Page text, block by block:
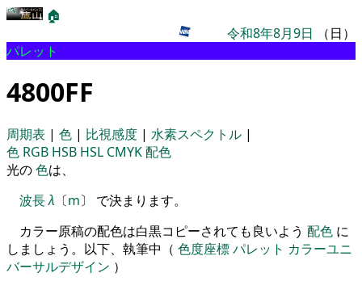
🏠
令和8年8月9日 （日）
パレット
4800FF
周期表 | 色 | 比視感度 | 水素スペクトル |
色 RGB HSB HSL CMYK配色
光の色は、
波長λ 〔m〕 で決まります。
カラー原稿の配色は白黒コピーされても良いよう 配色 に
しましょう。以下、執筆中（ 色度座標パレット カラーユニ
バーサルデザイン ）